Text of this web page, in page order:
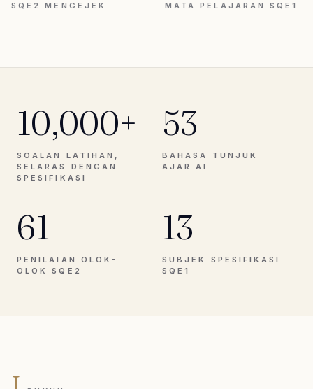
SQE2 MENGEJEK MATA PELAJARAN SQE1
10,000+
SOALAN LATIHAN,
SELARAS DENGAN
SPESIFIKASI
53
BAHASA TUNJUK
AJAR AI
61
PENILAIAN OLOK-
OLOK SQE2
13
SUBJEK SPESIFIKASI
SQE1